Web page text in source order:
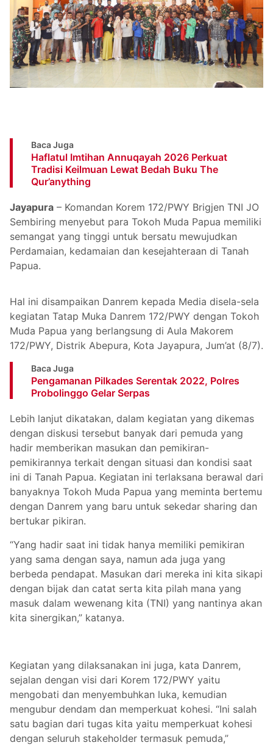
Baca Juga
Haflatul Imtihan Annuqayah 2026 Perkuat
Tradisi Keilmuan Lewat Bedah Buku The
Qur’anything
Jayapura – Komandan Korem 172/PWY Brigjen TNI JO
Sembiring menyebut para Tokoh Muda Papua memiliki
semangat yang tinggi untuk bersatu mewujudkan
Perdamaian, kedamaian dan kesejahteraan di Tanah
Papua.
Hal ini disampaikan Danrem kepada Media disela-sela
kegiatan Tatap Muka Danrem 172/PWY dengan Tokoh
Muda Papua yang berlangsung di Aula Makorem
172/PWY, Distrik Abepura, Kota Jayapura, Jum’at (8/7).
Baca Juga
Pengamanan Pilkades Serentak 2022, Polres
Probolinggo Gelar Serpas
Lebih lanjut dikatakan, dalam kegiatan yang dikemas
dengan diskusi tersebut banyak dari pemuda yang
hadir memberikan masukan dan pemikiran-
pemikirannya terkait dengan situasi dan kondisi saat
ini di Tanah Papua. Kegiatan ini terlaksana berawal dari
banyaknya Tokoh Muda Papua yang meminta bertemu
dengan Danrem yang baru untuk sekedar sharing dan
bertukar pikiran.
“Yang hadir saat ini tidak hanya memiliki pemikiran
yang sama dengan saya, namun ada juga yang
berbeda pendapat. Masukan dari mereka ini kita sikapi
dengan bijak dan catat serta kita pilah mana yang
masuk dalam wewenang kita (TNI) yang nantinya akan
kita sinergikan,” katanya.
Kegiatan yang dilaksanakan ini juga, kata Danrem,
sejalan dengan visi dari Korem 172/PWY yaitu
mengobati dan menyembuhkan luka, kemudian
mengubur dendam dan memperkuat kohesi. “Ini salah
satu bagian dari tugas kita yaitu memperkuat kohesi
dengan seluruh stakeholder termasuk pemuda,”